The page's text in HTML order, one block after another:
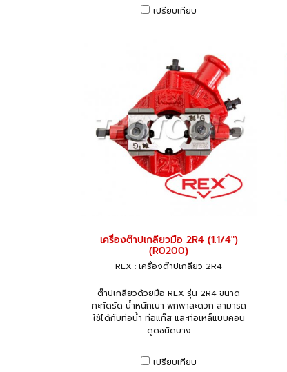
เปรียบเทียบ
เครื่องต๊าปเกลียวมือ 2R4 (1.1/4")
(R0200)
REX : เครื่องต๊าปเกลียว 2R4
ต๊าปเกลียวด้วยมือ REX รุ่น 2R4 ขนาด
กะทัดรัด น้ำหนักเบา พกพาสะดวก สามารถ
ใช้ได้กับท่อน้ำ ท่อแก๊ส และท่อเหล็แบบคอน
ดูดชนิดบาง
เปรียบเทียบ